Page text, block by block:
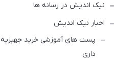
نیک اندیش در رسانه ها
اخبار نیک اندیش
پست های آموزشی خرید
داری